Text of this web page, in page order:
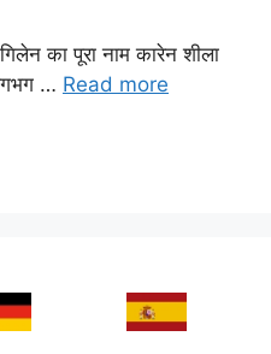
का पूरा नाम कारेन शीला
… Read more